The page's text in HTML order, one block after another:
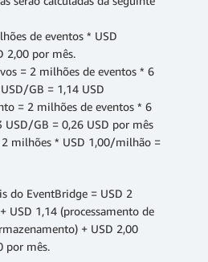
de eventos * USD
2,00 por mês.
= 2 milhões de eventos * 6
GB = 1,14 USD
= 2 milhões de eventos * 6
GB = 0,26 USD por mês
milhões * USD 1,00/milhão =
do EventBridge = USD 2
USD 1,14 (processamento de
+ USD 2,00
por mês.